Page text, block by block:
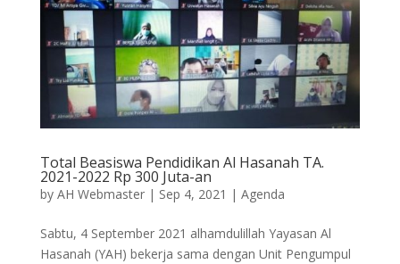
Total Beasiswa Pendidikan Al Hasanah TA.
2021-2022 Rp 300 Juta-an
by AH Webmaster| Sep 4, 2021 | Agenda
Sabtu, 4 September 2021 alhamdulillah Yayasan Al
Hasanah (YAH) bekerja sama dengan Unit Pengumpul